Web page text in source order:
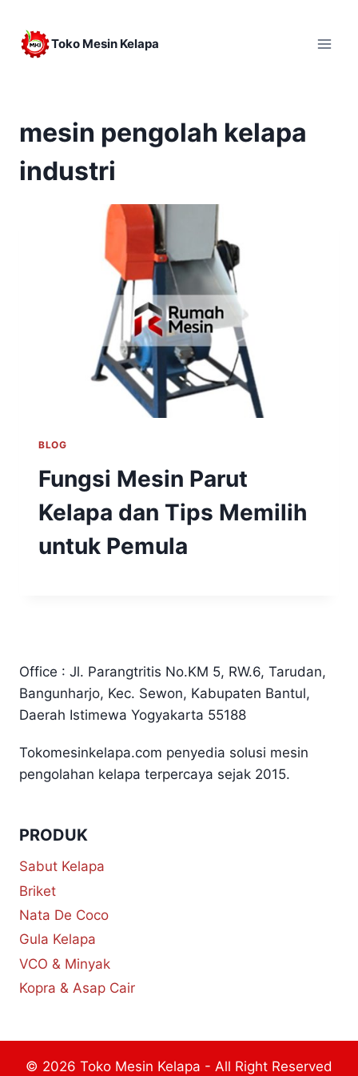
content
Toko Mesin Kelapa
mesin pengolah kelapa
industri
BLOG
Fungsi Mesin Parut
Kelapa dan Tips Memilih
untuk Pemula
Office : Jl. Parangtritis No.KM 5, RW.6, Tarudan,
Bangunharjo, Kec. Sewon, Kabupaten Bantul,
Daerah Istimewa Yogyakarta 55188
Tokomesinkelapa.com penyedia solusi mesin
pengolahan kelapa terpercaya sejak 2015.
PRODUK
Sabut Kelapa
Briket
Nata De Coco
Gula Kelapa
VCO & Minyak
Kopra & Asap Cair
© 2026 Toko Mesin Kelapa - All Right Reserved